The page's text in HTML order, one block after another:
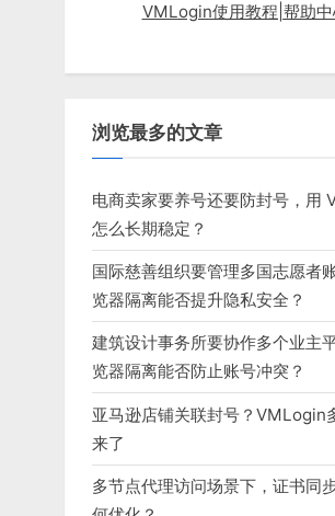
VMLogin使用教程|帮助
浏览最多的文章
电商卖家要养号还要防封号，用
怎么长期稳定？
国际慈善组织要管理多国志愿者
览器隔离能否提升隐私安全？
建筑设计事务所要协作多个业主
览器隔离能否防止账号冲突？
亚马逊店铺关联封号？VMLogin
来了
多节点代理访问场景下，证书同